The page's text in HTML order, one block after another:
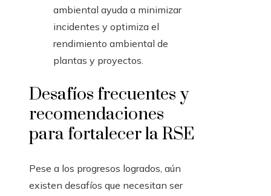
ambiental ayuda a minimizar
incidentes y optimiza el
rendimiento ambiental de
plantas y proyectos.
Desafíos frecuentes y
recomendaciones
para fortalecer la RSE
Pese a los progresos logrados, aún
existen desafíos que necesitan ser